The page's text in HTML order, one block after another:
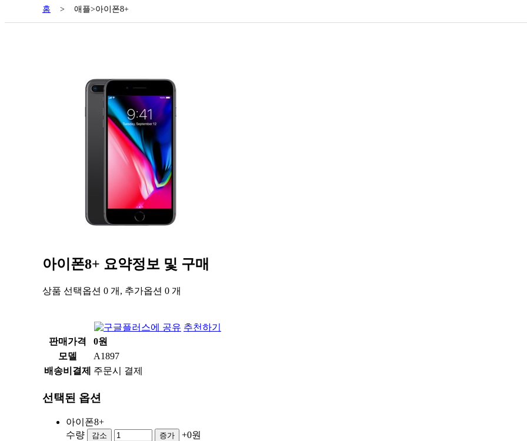
홈 > 애플>아이폰8+
아이폰8+ 요약정보 및 구매
상품 선택옵션 0 개, 추가옵션 0 개
추천하기
판매가격
0원
모델
A1897
배송비결제
주문시 결제
선택된 옵션
아이폰8+
수량
감소 증가 +0원